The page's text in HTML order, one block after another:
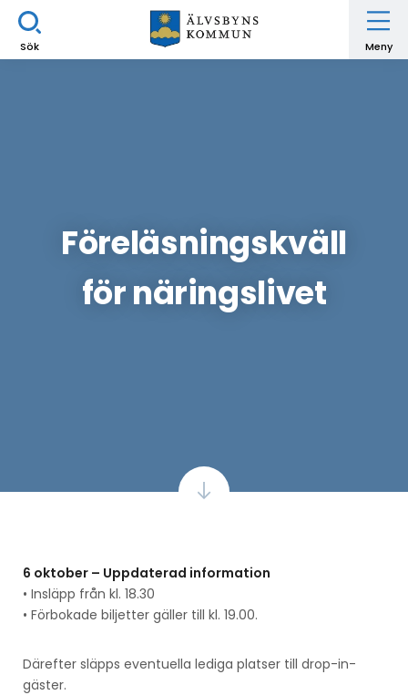
Sök Meny
Föreläsningskväll
för näringslivet
6 oktober – Uppdaterad information
• Insläpp från kl. 18.30
• Förbokade biljetter gäller till kl. 19.00.
Därefter släpps eventuella lediga platser till drop-in-
gäster.